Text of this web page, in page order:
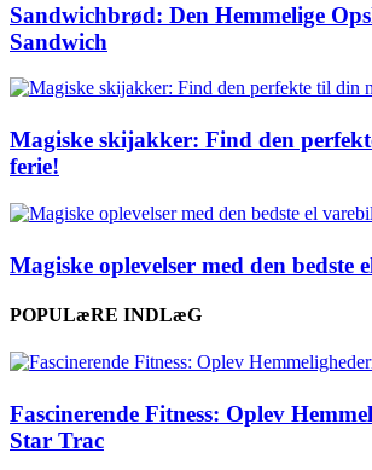
Sandwichbrød: Den Hemmelige
Sandwich
Magiske skijakker: Find den
ferie!
Magiske oplevelser med den bedste
POPULæRE INDLæG
Fascinerende Fitness: Oplev
Star Trac